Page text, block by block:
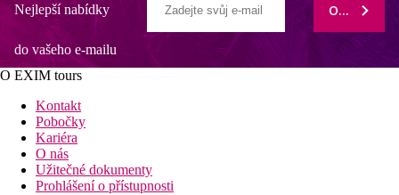
Nejlepší nabídky
do vašeho e-mailu
ODEBÍRAT
O EXIM tours
Kontakt
Pobočky
Kariéra
O nás
Užitečné dokumenty
Prohlášení o přístupnosti